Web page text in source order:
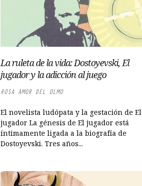
La ruleta de la vida: Dostoyevski, El
jugador y la adicción al juego
ROSA AMOR DEL OLMO
El novelista ludópata y la gestación de El
jugador La génesis de El jugador está
íntimamente ligada a la biografía de
Dostoyevski. Tres años...